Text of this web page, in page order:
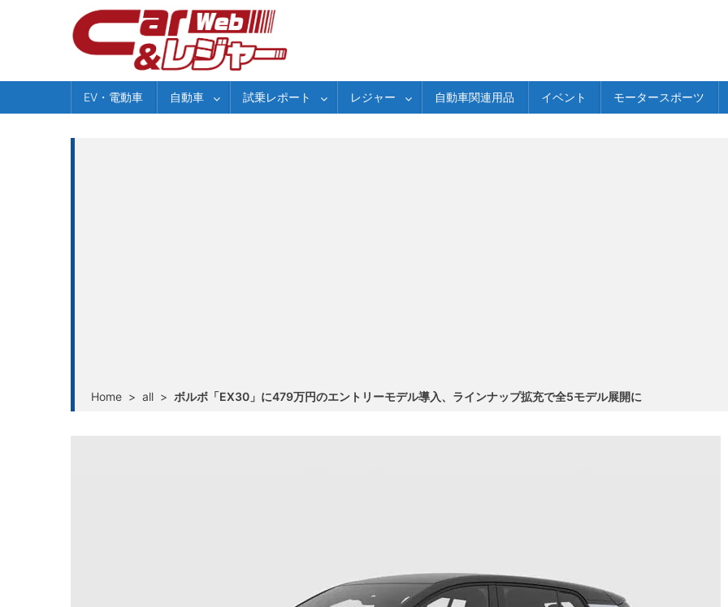
EV・電動車 自動車 試乗レポート レジャー 自動車関連用品 イベント モータースポーツ
Home > all > ボルボ「EX30」に479万円のエントリーモデル導入、ラインナップ拡充で全5モデル展開に